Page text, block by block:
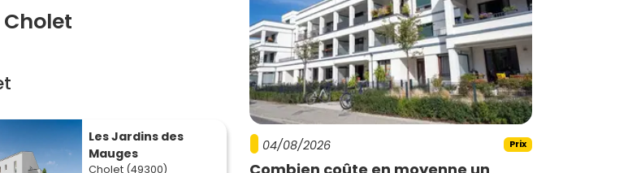
Cholet attire des entreprises et des
tout est à portée de main. Le
décennales et performances
locataires.
Les Jardins des
Mauges
Cholet (49300)
04/08/2026 Prix